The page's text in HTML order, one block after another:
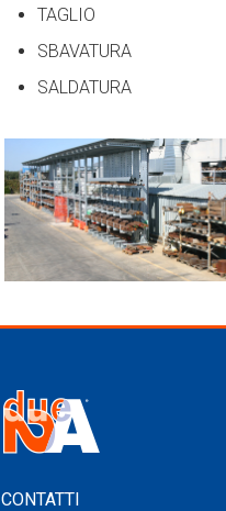
TAGLIO
SBAVATURA
SALDATURA
CONTATTI